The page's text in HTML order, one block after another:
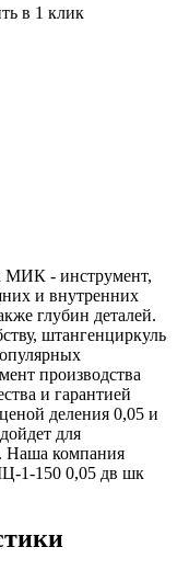
в 1 клик
МИК - инструмент,
и внутренних
глубин деталей.
штангенциркуль
производства
и гарантией
деления 0,05 и
для
Наша компания
1-150 0,05 дв шк